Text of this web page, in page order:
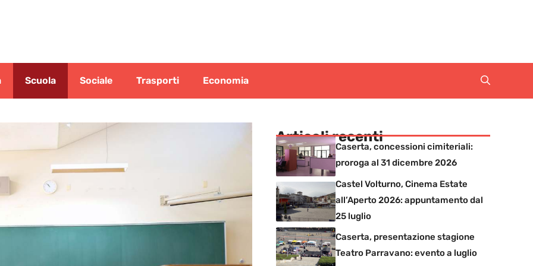
Scuola Sociale Trasporti Economia
Articoli recenti
Caserta, concessioni cimiteriali:
proroga al 31 dicembre 2026
Castel Volturno, Cinema Estate
all’Aperto 2026: appuntamento dal
25 luglio
Caserta, presentazione stagione
Teatro Parravano: evento a luglio